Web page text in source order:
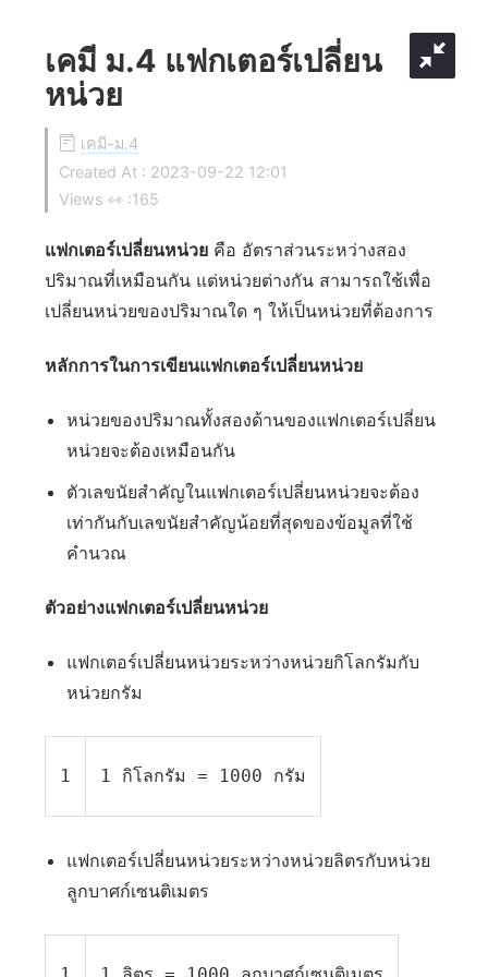
เคมี ม.4 แฟกเตอร์เปลี่ยน
หน่วย
เคมี-ม.4
Created At : 2023-09-22 12:01
Views 👀 :165
แฟกเตอร์เปลี่ยนหน่วย คือ อัตราส่วนระหว่างสอง
ปริมาณที่เหมือนกัน แต่หน่วยต่างกัน สามารถใช้เพื่อ
เปลี่ยนหน่วยของปริมาณใด ๆ ให้เป็นหน่วยที่ต้องการ
หลักการในการเขียนแฟกเตอร์เปลี่ยนหน่วย
หน่วยของปริมาณทั้งสองด้านของแฟกเตอร์เปลี่ยน
หน่วยจะต้องเหมือนกัน
ตัวเลขนัยสำคัญในแฟกเตอร์เปลี่ยนหน่วยจะต้อง
เท่ากันกับเลขนัยสำคัญน้อยที่สุดของข้อมูลที่ใช้
คำนวณ
ตัวอย่างแฟกเตอร์เปลี่ยนหน่วย
แฟกเตอร์เปลี่ยนหน่วยระหว่างหน่วยกิโลกรัมกับ
หน่วยกรัม
1 1 กิโลกรัม = 1000 กรัม
แฟกเตอร์เปลี่ยนหน่วยระหว่างหน่วยลิตรกับหน่วย
ลูกบาศก์เซนติเมตร